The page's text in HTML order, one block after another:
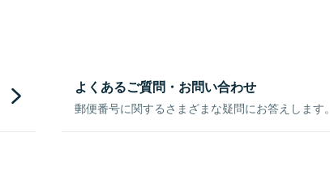
よくあるご質問・お問い合わせ
郵便番号に関するさまざまな疑問にお答えします。